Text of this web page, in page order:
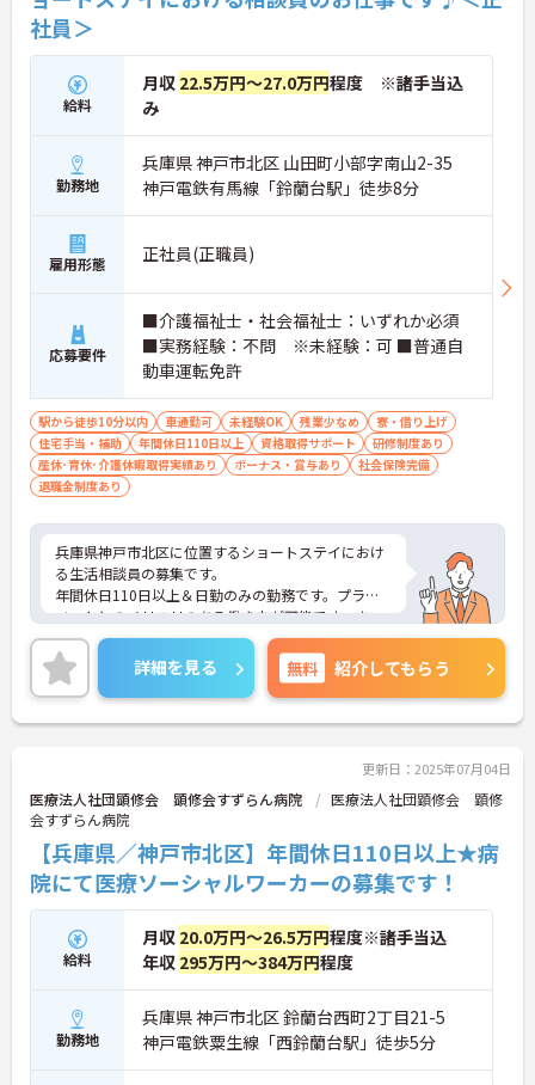
社員＞
給料
月収 22.5万円～27.0万円程度 ※諸手当込
み
勤務地
兵庫県 神戸市北区 山田町小部字南山2-35
神戸電鉄有馬線「鈴蘭台駅」徒歩8分
雇用形態 正社員(正職員)
応募要件
■介護福祉士・社会福祉士：いずれか必須
■実務経験：不問 ※未経験：可 ■普通自
動車運転免許
駅から徒歩10分以内 車通勤可 未経験OK 残業少なめ
寮・借り上げ
住宅手当・補助
年間休日110日以上 資格取得サポート
研修制度あり
産休･育休･介護休暇取得実績あり
ボーナス・賞与あり
社会保険完備
退職金制度あり
兵庫県神戸市北区に位置するショートステイにおけ
る生活相談員の募集です。
年間休日110日以上＆日勤のみの勤務です。プライ
ベートとのメリハリのある働き方が可能です。ま
た、賞与は計3.6ヶ月分の支給実績があり、頑張りが
きちんと評価される環境です。
ご興味のある方には、面接対策ポイントなど、さら
に詳細をご案内しますのでお気軽にご相談くださ
い！
詳細を見る 無料 紹介してもらう
更新日：2025年07月04日
医療法人社団顕修会 顕修会すずらん病院
医療法人社団顕修会 顕修
会すずらん病院
【兵庫県／神戸市北区】年間休日110日以上★病
院にて医療ソーシャルワーカーの募集です！
給料
月収 20.0万円～26.5万円程度※諸手当込
年収 295万円～384万円程度
勤務地
兵庫県 神戸市北区 鈴蘭台西町2丁目21-5
神戸電鉄粟生線「西鈴蘭台駅」徒歩5分